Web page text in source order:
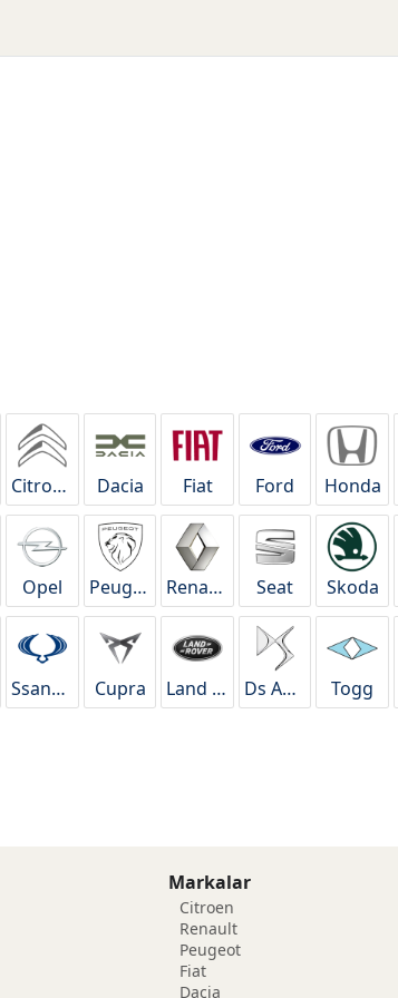
Citroen Dacia Fiat Ford Honda
Opel Peugeot Renault Seat Skoda
Ssangyong Cupra Land Rover Ds Automobiles Togg
Markalar
Citroen
Renault
Peugeot
Fiat
Dacia